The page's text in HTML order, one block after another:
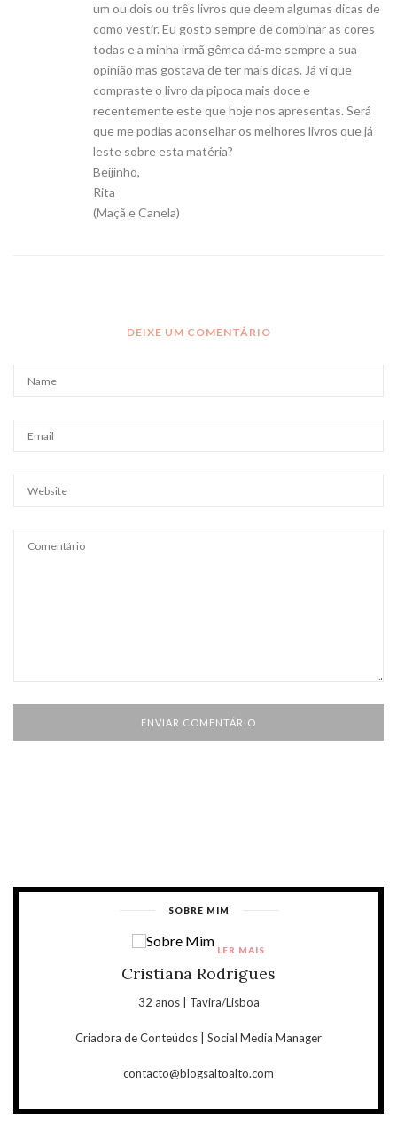
um ou dois ou três livros que deem algumas dicas de
como vestir. Eu gosto sempre de combinar as cores
todas e a minha irmã gêmea dá-me sempre a sua
opinião mas gostava de ter mais dicas. Já vi que
compraste o livro da pipoca mais doce e
recentemente este que hoje nos apresentas. Será
que me podias aconselhar os melhores livros que já
leste sobre esta matéria?
Beijinho,
Rita
(Maçã e Canela)
DEIXE UM COMENTÁRIO
SOBRE MIM
Cristiana Rodrigues
32 anos | Tavira/Lisboa
Criadora de Conteúdos | Social Media Manager
contacto@blogsaltoalto.com
LER MAIS